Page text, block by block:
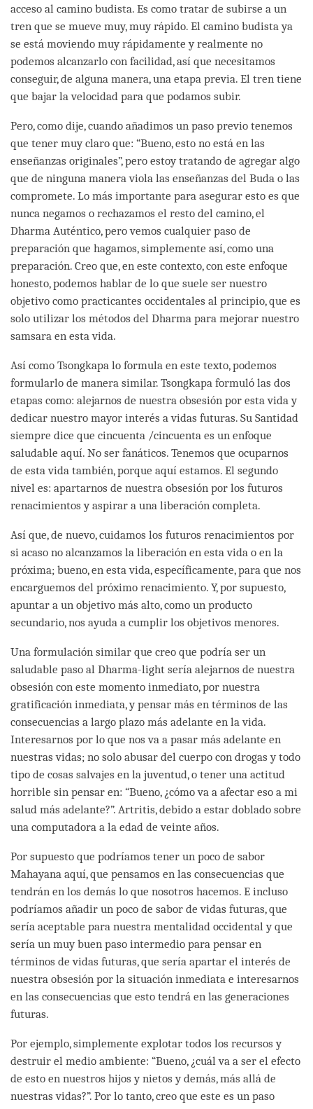
acceso al camino budista. Es como tratar de subirse a un
tren que se mueve muy, muy rápido. El camino budista ya
se está moviendo muy rápidamente y realmente no
podemos alcanzarlo con facilidad, así que necesitamos
conseguir, de alguna manera, una etapa previa. El tren tiene
que bajar la velocidad para que podamos subir.
Pero, como dije, cuando añadimos un paso previo tenemos
que tener muy claro que: “Bueno, esto no está en las
enseñanzas originales”, pero estoy tratando de agregar algo
que de ninguna manera viola las enseñanzas del Buda o las
compromete. Lo más importante para asegurar esto es que
nunca negamos o rechazamos el resto del camino, el
Dharma Auténtico, pero vemos cualquier paso de
preparación que hagamos, simplemente así, como una
preparación. Creo que, en este contexto, con este enfoque
honesto, podemos hablar de lo que suele ser nuestro
objetivo como practicantes occidentales al principio, que es
solo utilizar los métodos del Dharma para mejorar nuestro
samsara en esta vida.
Así como Tsongkapa lo formula en este texto, podemos
formularlo de manera similar. Tsongkapa formuló las dos
etapas como: alejarnos de nuestra obsesión por esta vida y
dedicar nuestro mayor interés a vidas futuras. Su Santidad
siempre dice que cincuenta /cincuenta es un enfoque
saludable aquí. No ser fanáticos. Tenemos que ocuparnos
de esta vida también, porque aquí estamos. El segundo
nivel es: apartarnos de nuestra obsesión por los futuros
renacimientos y aspirar a una liberación completa.
Así que, de nuevo, cuidamos los futuros renacimientos por
si acaso no alcanzamos la liberación en esta vida o en la
próxima; bueno, en esta vida, específicamente, para que nos
encarguemos del próximo renacimiento. Y, por supuesto,
apuntar a un objetivo más alto, como un producto
secundario, nos ayuda a cumplir los objetivos menores.
Una formulación similar que creo que podría ser un
saludable paso al Dharma-light sería alejarnos de nuestra
obsesión con este momento inmediato, por nuestra
gratificación inmediata, y pensar más en términos de las
consecuencias a largo plazo más adelante en la vida.
Interesarnos por lo que nos va a pasar más adelante en
nuestras vidas; no solo abusar del cuerpo con drogas y todo
tipo de cosas salvajes en la juventud, o tener una actitud
horrible sin pensar en: “Bueno, ¿cómo va a afectar eso a mi
salud más adelante?”. Artritis, debido a estar doblado sobre
una computadora a la edad de veinte años.
Por supuesto que podríamos tener un poco de sabor
Mahayana aquí, que pensamos en las consecuencias que
tendrán en los demás lo que nosotros hacemos. E incluso
podríamos añadir un poco de sabor de vidas futuras, que
sería aceptable para nuestra mentalidad occidental y que
sería un muy buen paso intermedio para pensar en
términos de vidas futuras, que sería apartar el interés de
nuestra obsesión por la situación inmediata e interesarnos
en las consecuencias que esto tendrá en las generaciones
futuras.
Por ejemplo, simplemente explotar todos los recursos y
destruir el medio ambiente: “Bueno, ¿cuál va a ser el efecto
de esto en nuestros hijos y nietos y demás, más allá de
nuestras vidas?”. Por lo tanto, creo que este es un paso